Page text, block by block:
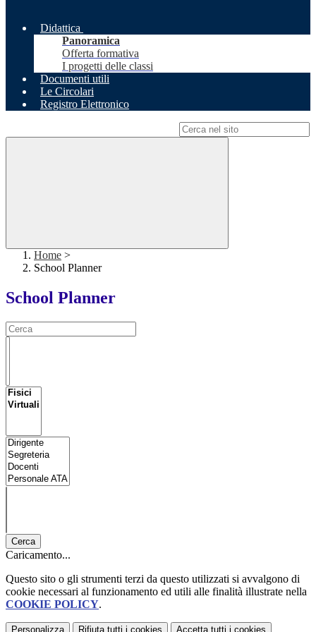
Didattica
Panoramica
Offerta formativa
I progetti delle classi
Documenti utili
Le Circolari
Registro Elettronico
Home >
School Planner
School Planner
Cerca
Caricamento...
Questo sito o gli strumenti terzi da questo utilizzati si avvalgono di
cookie necessari al funzionamento ed utili alle finalità illustrate nella
COOKIE POLICY.
Personalizza Rifiuta tutti i cookies Accetta tutti i cookies